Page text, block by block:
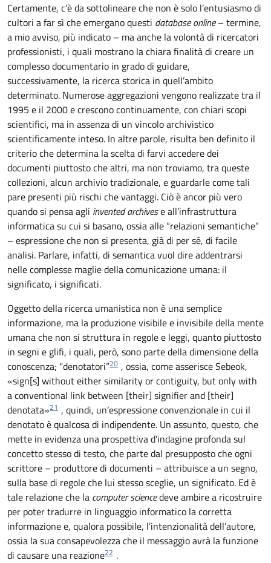
Certamente, c’è da sottolineare che non è solo l’entusiasmo di
cultori a far sì che emergano questi database online– termine,
a mio avviso, più indicato – ma anche la volontà di ricercatori
professionisti, i quali mostrano la chiara finalità di creare un
complesso documentario in grado di guidare,
successivamente, la ricerca storica in quell’ambito
determinato. Numerose aggregazioni vengono realizzate tra il
1995 e il 2000 e crescono continuamente, con chiari scopi
scientifici, ma in assenza di un vincolo archivistico
scientificamente inteso. In altre parole, risulta ben definito il
criterio che determina la scelta di farvi accedere dei
documenti piuttosto che altri, ma non troviamo, tra queste
collezioni, alcun archivio tradizionale, e guardarle come tali
pare presenti più rischi che vantaggi. Ciò è ancor più vero
quando si pensa agli invented archivese all’infrastruttura
informatica su cui si basano, ossia alle “relazioni semantiche”
– espressione che non si presenta, già di per sé, di facile
analisi. Parlare, infatti, di semantica vuol dire addentrarsi
nelle complesse maglie della comunicazione umana: il
significato, i significati.
Oggetto della ricerca umanistica non è una semplice
informazione, ma la produzione visibile e invisibile della mente
umana che non si struttura in regole e leggi, quanto piuttosto
in segni e glifi, i quali, però, sono parte della dimensione della
conoscenza; “denotatori”20 , ossia, come asserisce Sebeok,
«sign[s] without either similarity or contiguity, but only with
a conventional link between [their] signifier and [their]
denotata»21 , quindi, un’espressione convenzionale in cui il
denotato è qualcosa di indipendente. Un assunto, questo, che
mette in evidenza una prospettiva d’indagine profonda sul
concetto stesso di testo, che parte dal presupposto che ogni
scrittore – produttore di documenti – attribuisce a un segno,
sulla base di regole che lui stesso sceglie, un significato. Ed è
tale relazione che la computer sciencedeve ambire a ricostruire
per poter tradurre in linguaggio informatico la corretta
informazione e, qualora possibile, l’intenzionalità dell’autore,
ossia la sua consapevolezza che il messaggio avrà la funzione
di causare una reazione22 .